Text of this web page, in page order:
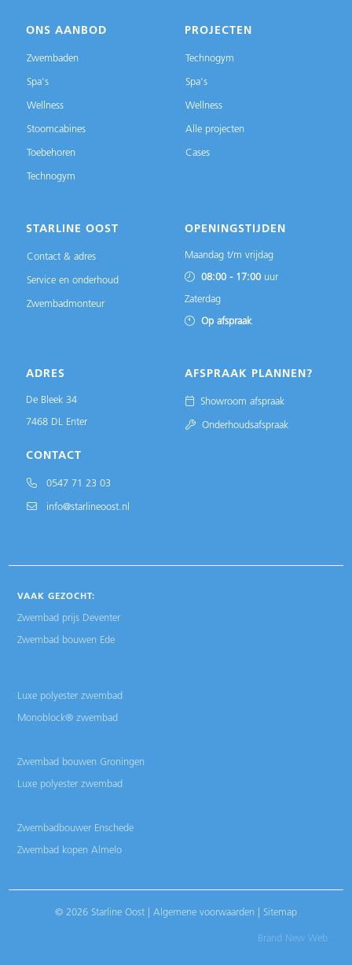
ONS AANBOD
Zwembaden
Spa's
Wellness
Stoomcabines
Toebehoren
Technogym
PROJECTEN
Technogym
Spa's
Wellness
Alle projecten
Cases
STARLINE OOST
Contact & adres
Service en onderhoud
Zwembadmonteur
OPENINGSTIJDEN
Maandag t/m vrijdag
08:00 - 17:00uur
Zaterdag
Op afspraak
ADRES
De Bleek 34
7468 DL Enter
CONTACT
0547 71 23 03
info@starlineoost.nl
AFSPRAAK PLANNEN?
Showroom afspraak
Onderhoudsafspraak
VAAK GEZOCHT:
Zwembad prijs Deventer
Zwembad bouwen Ede
Luxe polyester zwembad
Monoblock® zwembad
Zwembad bouwen Groningen
Luxe polyester zwembad
Zwembadbouwer Enschede
Zwembad kopen Almelo
© 2026 Starline Oost | Algemene voorwaarden Sitemap
Brand New Web